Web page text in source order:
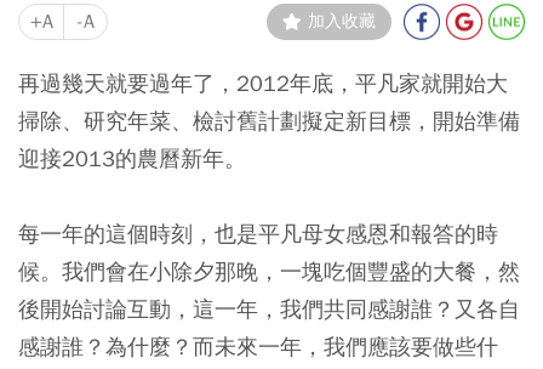
+A -A 加入收藏
再過幾天就要過年了，2012年底，平凡家就開始大
掃除、研究年菜、檢討舊計劃擬定新目標，開始準備
迎接2013的農曆新年。
每一年的這個時刻，也是平凡母女感恩和報答的時
候。我們會在小除夕那晚，一塊吃個豐盛的大餐，然
後開始討論互動，這一年，我們共同感謝誰？又各自
感謝誰？為什麼？而未來一年，我們應該要做些什